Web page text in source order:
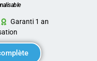
Garanti 1 an